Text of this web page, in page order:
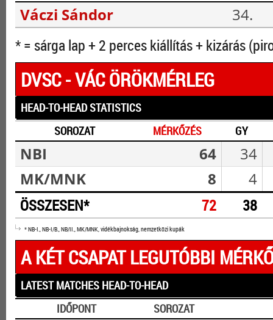
Váczi Sándor 34.
* = sárga lap + 2 perces kiállítás + kizárás
DVSC - VÁC ÖRÖKMÉRLEG
HEAD-TO-HEAD STATISTICS
SOROZAT
MÉRKŐZÉS GY
NBI 64
34
MK/MNK
8 4
ÖSSZESEN* 72 38
* NB-I., NB-I/B., NB/II., MK/MNK, vidékbajnokság, nemzetközi kupák
A KÉT CSAPAT LEGUTÓBBI
LATEST MATCHES HEAD-TO-HEAD
IDŐPONT
SOROZAT